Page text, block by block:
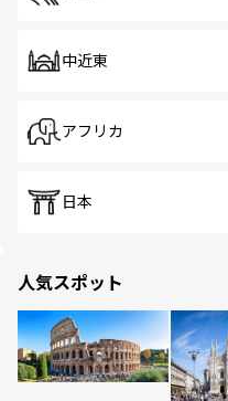
中近東
アフリカ
日本
人気スポット